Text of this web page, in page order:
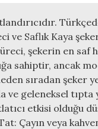
Saflık Kaya
şekerin en saf
sahiptir, ancak
sıradan şeker
geleneksel tıpta
etkisi olduğu
Çayın veya